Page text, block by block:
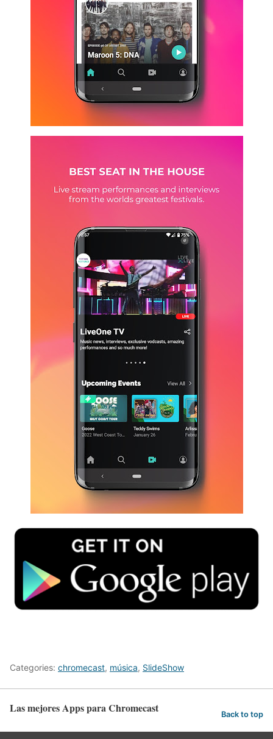
Categories: chromecast, música, SlideShow
Las mejores Apps para Chromecast Back to top